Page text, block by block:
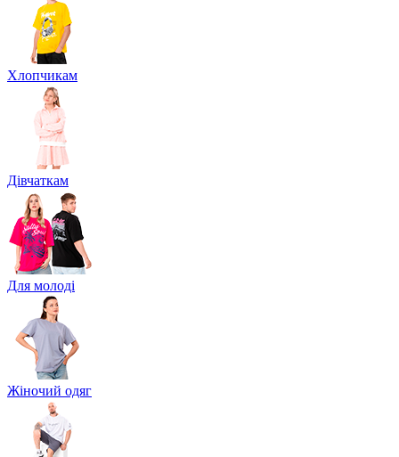
Хлопчикам
Дівчаткам
Для молоді
Жіночий одяг